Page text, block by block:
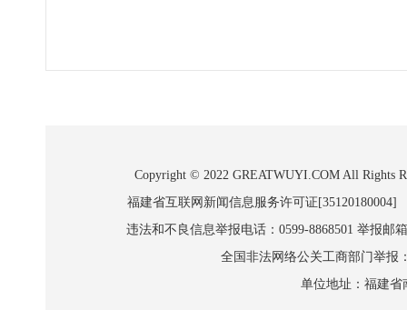
Copyright © 2022 GREATWUYI.COM All Rights
福建省互联网新闻信息服务许可证
违法和不良信息举报电话：0599-8868501 举报邮
全国非法网络公关工商部门举报
单位地址：福建省